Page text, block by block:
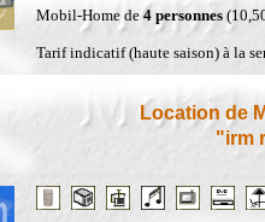
Mobil-Home de4 personnes
Tarif indicatif (haute saison) à la
Location de
"irm